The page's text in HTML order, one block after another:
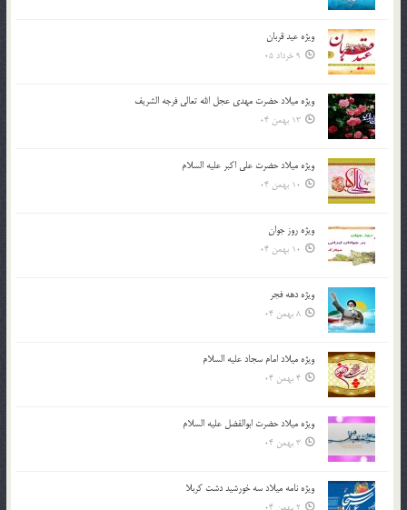
ویژه عید قربان
9 خرداد 05
ویژه میلاد حضرت مهدی عجل الله تعالی فرجه الشريف
13 بهمن 04
ویژه میلاد حضرت علی اکبر علیه السلام
10 بهمن 04
ویژه روز جوان
10 بهمن 04
ویژه دهه فجر
8 بهمن 04
ویژه میلاد امام سجاد علیه السلام
4 بهمن 04
ویژه میلاد حضرت ابوالفضل علیه السلام
3 بهمن 04
ویژه نامه میلاد سه خورشید دشت کربلا